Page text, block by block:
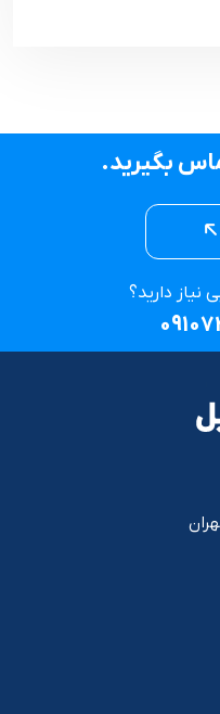
بگیرید.
نیاز دارید؟